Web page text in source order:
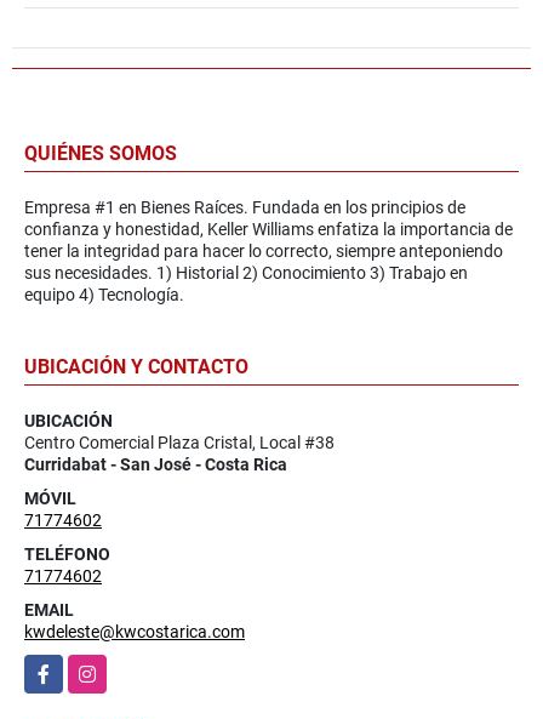
QUIÉNES SOMOS
Empresa #1 en Bienes Raíces. Fundada en los principios de
confianza y honestidad, Keller Williams enfatiza la importancia de
tener la integridad para hacer lo correcto, siempre anteponiendo
sus necesidades. 1) Historial 2) Conocimiento 3) Trabajo en
equipo 4) Tecnología.
UBICACIÓN Y CONTACTO
UBICACIÓN
Centro Comercial Plaza Cristal, Local #38
Curridabat - San José - Costa Rica
MÓVIL
71774602
TELÉFONO
71774602
EMAIL
kwdeleste@kwcostarica.com
FacebookInstagram